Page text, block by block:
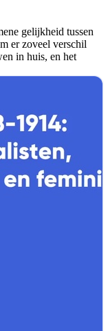
gelijkheid tussen
er zoveel verschil
in huis, en het